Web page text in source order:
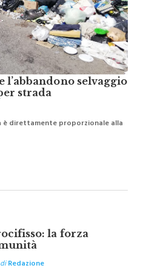
l’abbandono selvaggio
strada
la forza